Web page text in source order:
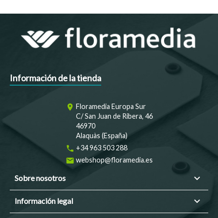
Información de la tienda
room Floramedia Europa Sur
C/ San Juan de Ribera, 46
46970
Alaquàs (España)
phone +34 963 503 288
email webshop@floramedia.es
Sobre nosotros 
Información legal 